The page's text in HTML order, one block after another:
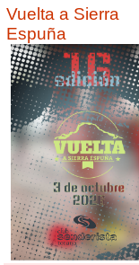
Vuelta a Sierra
Espuña